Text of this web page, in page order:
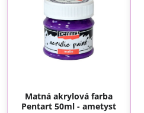
Matná akrylová farba
Pentart 50ml - ametyst